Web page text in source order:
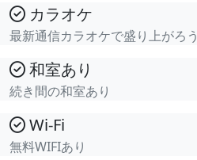
カラオケ
最新通信カラオケで盛り上がろう
和室あり
続き間の和室あり
Wi-Fi
無料WIFIあり